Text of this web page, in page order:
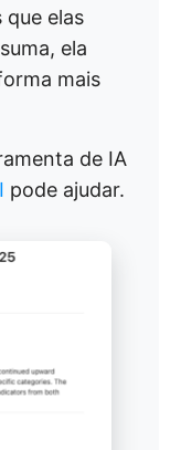
que elas
ela
mais
de IA
pode ajudar.